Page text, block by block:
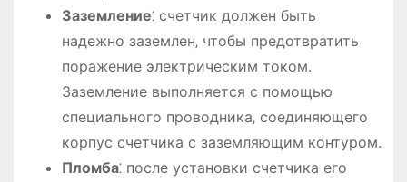
Заземление⁚ счетчик должен быть
надежно заземлен‚ чтобы предотвратить
поражение электрическим током.
Заземление выполняется с помощью
специального проводника‚ соединяющего
корпус счетчика с заземляющим контуром.
Пломба⁚ после установки счетчика его